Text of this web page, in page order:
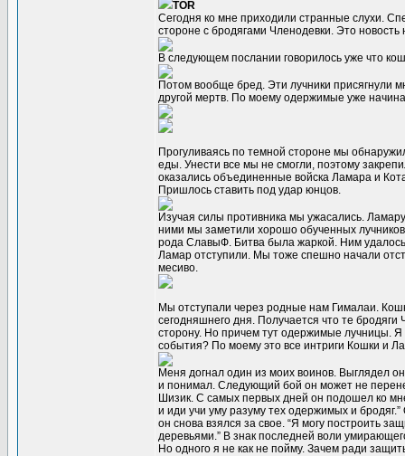
TOR
Сегодня ко мне приходили странные слухи.
стороне с бродягами Членодевки. Это
В следующем послании говорилось уже что
Потом вообще бред. Эти лучники присягнули
другой мертв. По моему одержимые уже
Прогуливаясь по темной стороне мы
еды. Унести все мы не смогли, поэтому
оказались объединенные войска Ламара и
Пришлось ставить под удар юнцов.
Изучая силы противника мы ужасались.
ними мы заметили хорошо обученных
рода СлавыФ. Битва была жаркой. Ним
Ламар отступили. Мы тоже спешно начали
месиво.
Мы отступали через родные нам Гималаи.
сегодняшнего дня. Получается что те
сторону. Но причем тут одержимые лучницы. Я
события? По моему это все интриги Кошки и
Меня догнал один из моих воинов. Выглядел
и понимал. Следующий бой он может не
Шизик. С самых первых дней он подошел ко
и иди учи уму разуму тех одержимых и
он снова взялся за свое. “Я могу построить
деревьями.” В знак последней воли
Но одного я не как не пойму. Зачем ради